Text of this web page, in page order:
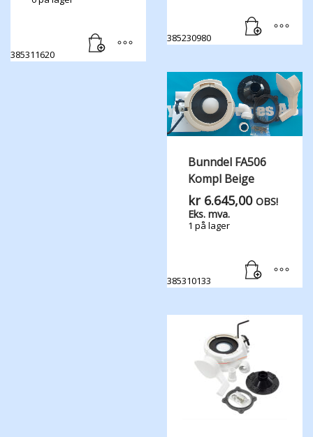
385311620
385230980
Bunndel FA506
Kompl Beige
kr6.645,00 OBS!
Eks. mva.
1 på lager
385310133